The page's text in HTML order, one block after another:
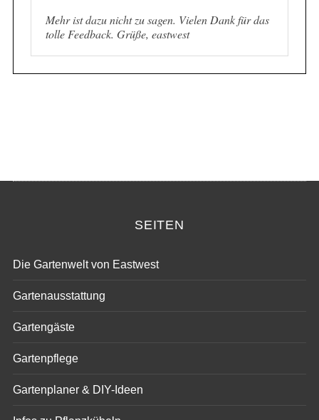
Mehr ist dazu nicht zu sagen. Vielen Dank für das
tolle Feedback. Grüße, eastwest
SEITEN
Die Gartenwelt von Eastwest
Gartenausstattung
Gartengäste
Gartenpflege
Gartenplaner & DIY-Ideen